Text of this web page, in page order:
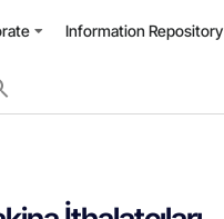
Information Repository